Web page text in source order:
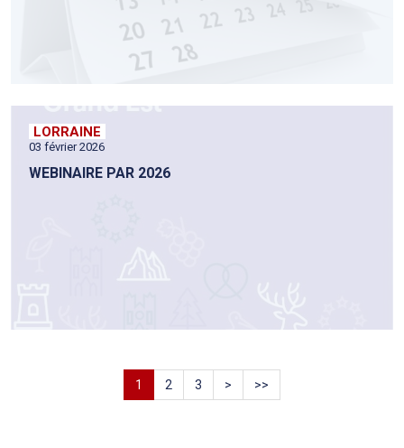
LORRAINE
03 février 2026
WEBINAIRE PAR 2026
1 2 3 > >>